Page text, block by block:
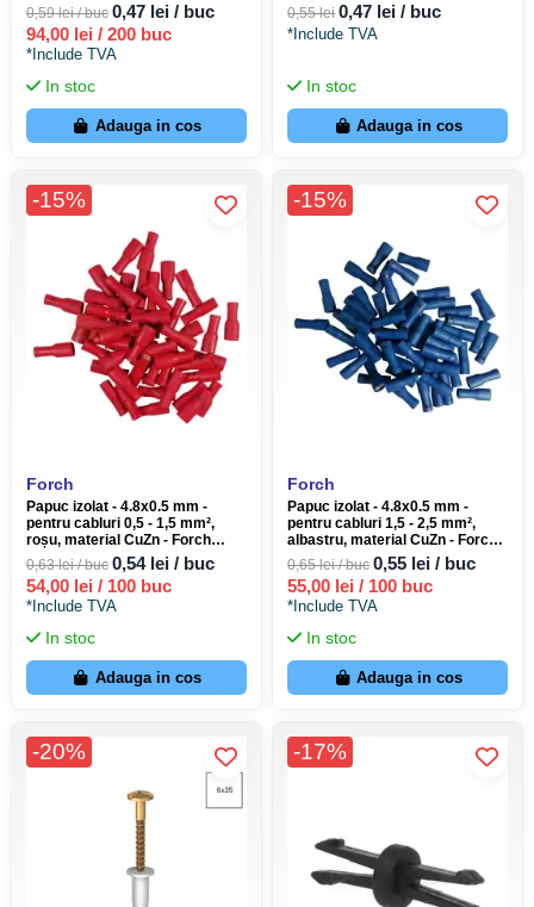
0,59 lei / buc 0,47 lei / buc
94,00 lei / 200 buc
*Include TVA
In stoc
Adauga in cos
0,55 lei 0,47 lei / buc
*Include TVA
In stoc
Adauga in cos
-15%
Forch
Papuc izolat - 4.8x0.5 mm -
pentru cabluri 0,5 - 1,5 mm²,
roșu, material CuZn - Forch
3709 858
0,63 lei / buc 0,54 lei / buc
54,00 lei / 100 buc
*Include TVA
In stoc
Adauga in cos
-15%
Forch
Papuc izolat - 4.8x0.5 mm -
pentru cabluri 1,5 - 2,5 mm²,
albastru, material CuZn - Forch
3709 862
0,65 lei / buc 0,55 lei / buc
55,00 lei / 100 buc
*Include TVA
In stoc
Adauga in cos
-20% -17%